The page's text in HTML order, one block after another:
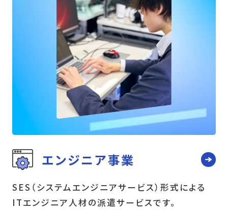
エンジニア事業
SES（システムエンジニアサービス）形式による
ITエンジニア人材の派遣サービスです。